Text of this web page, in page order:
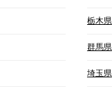
栃木県
群馬県
埼玉県